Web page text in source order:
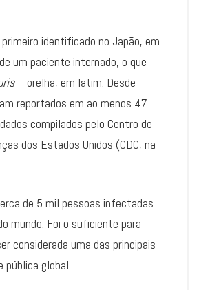
identificado no Japão, em
um paciente internado, o que
– orelha, em latim. Desde
reportados em ao menos 47
compilados pelo Centro de
dos Estados Unidos (CDC, na
de 5 mil pessoas infectadas
mundo. Foi o suficiente para
considerada uma das principais
pública global.